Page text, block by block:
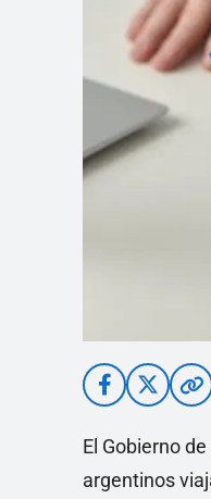
El Gobierno
argentinos